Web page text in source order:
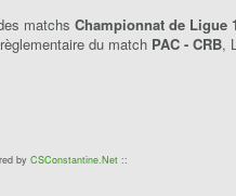
matchs Championnat de Ligue
du match PAC - CRB,
by CSConstantine.Net::